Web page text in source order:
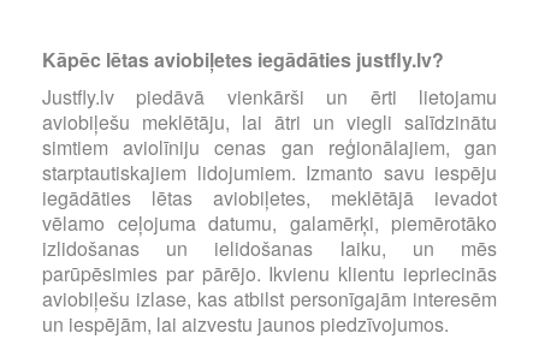
Kāpēc lētas aviobiļetes iegādāties justfly.lv?
Justfly.lv piedāvā vienkārši un ērti lietojamu
aviobiļešu meklētāju, lai ātri un viegli salīdzinātu
simtiem aviolīniju cenas gan reģionālajiem, gan
starptautiskajiem lidojumiem. Izmanto savu iespēju
iegādāties lētas aviobiļetes, meklētājā ievadot
vēlamo ceļojuma datumu, galamērķi, piemērotāko
izlidošanas un ielidošanas laiku, un mēs
parūpēsimies par pārējo. Ikvienu klientu iepriecinās
aviobiļešu izlase, kas atbilst personīgajām interesēm
un iespējām, lai aizvestu jaunos piedzīvojumos.